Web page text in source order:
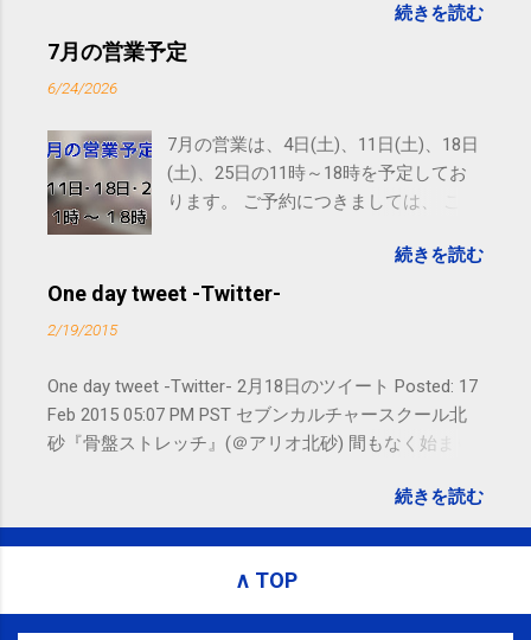
す。 電話に出られないことがあります
ので、ご予約、お問い合わせは
続きを読む
7月の営業予定
6/24/2026
7月の営業は、4日(土)、11日(土)、18日
(土)、25日の11時～18時を予定してお
ります。 ご予約につきましては、 こち
れないことがありますので、ご予約、
お問い合わせはSMS（ショートメッセ
続きを読む
One day tweet -Twitter-
2/19/2015
One day tweet -Twitter- 2月18日のツイート Posted: 17
Feb 2015 05:07 PM PST セブンカルチャースクール北
砂『骨盤ストレッチ』(＠アリオ北砂) 間もなく始まり
subscribed to email updates from サクマフィジカルコ
ンディショニング(@SPCstyle) - Twilog To stop
Email delivery powered by Google Google Inc., 1600
Amphitheatre Parkway, Mountain View, CA 94043,
続きを読む
∧ TOP